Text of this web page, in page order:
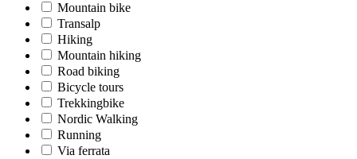
Mountain bike
Transalp
Hiking
Mountain hiking
Road biking
Bicycle tours
Trekkingbike
Nordic Walking
Running
Via ferrata